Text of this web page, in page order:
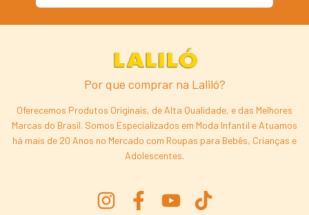
Por que comprar na Laliló?
Oferecemos Produtos Originais, de Alta Qualidade, e das Melhores
Marcas do Brasil. Somos Especializados em Moda Infantil e Atuamos
há mais de 20 Anos no Mercado com Roupas para Bebês, Crianças e
Adolescentes.